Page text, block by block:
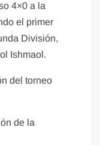
4×0 a la
el primer
División,
Ishmaol.
del torneo
de la